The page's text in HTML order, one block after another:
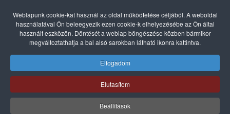
Weblapunk cookie-kat használ az oldal működtetése céljából. A weboldal
használatával Ön beleegyezik ezen cookie-k elhelyezésébe az Ön által
használt eszközön. Döntését a weblap böngészése közben bármikor
megváltoztathatja a bal alsó sarokban látható ikonra kattintva.
Elfogadom
Elutasítom
Beállítások